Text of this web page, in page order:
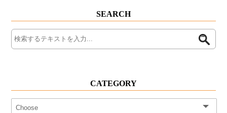
SEARCH
CATEGORY